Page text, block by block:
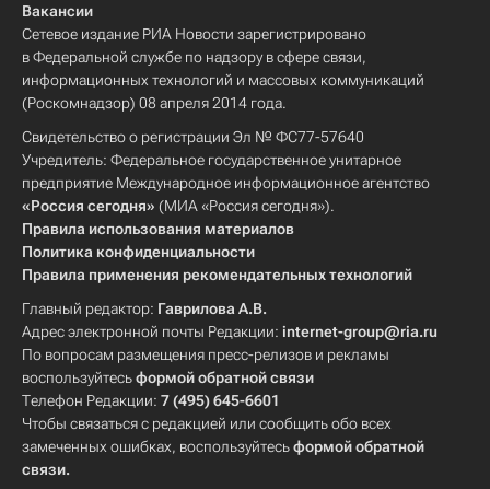
Вакансии
Сетевое издание РИА Новости зарегистрировано
в Федеральной службе по надзору в сфере связи,
информационных технологий и массовых коммуникаций
(Роскомнадзор) 08 апреля 2014 года.
Свидетельство о регистрации Эл № ФС77-57640
Учредитель: Федеральное государственное унитарное
предприятие Международное информационное агентство
«Россия сегодня» (МИА «Россия сегодня»).
Правила использования материалов
Политика конфиденциальности
Правила применения рекомендательных технологий
Главный редактор: Гаврилова А.В.
Адрес электронной почты Редакции: internet-group@ria.ru
По вопросам размещения пресс-релизов и рекламы
воспользуйтесьформой обратной связи
Телефон Редакции: 7 (495) 645-6601
Чтобы связаться с редакцией или сообщить обо всех
замеченных ошибках, воспользуйтесьформой обратной
связи.